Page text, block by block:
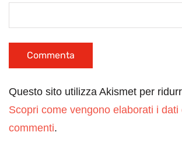
Questo sito utilizza Akismet per
Scopri come vengono elaborati i dati
commenti.